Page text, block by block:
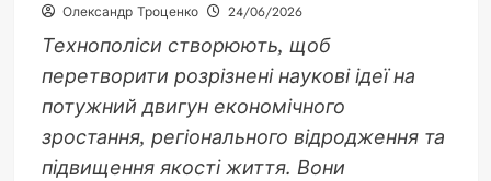
Олександр Троценко 24/06/2026
Технополіси створюють, щоб
перетворити розрізнені наукові ідеї на
потужний двигун економічного
зростання, регіонального відродження та
підвищення якості життя. Вони